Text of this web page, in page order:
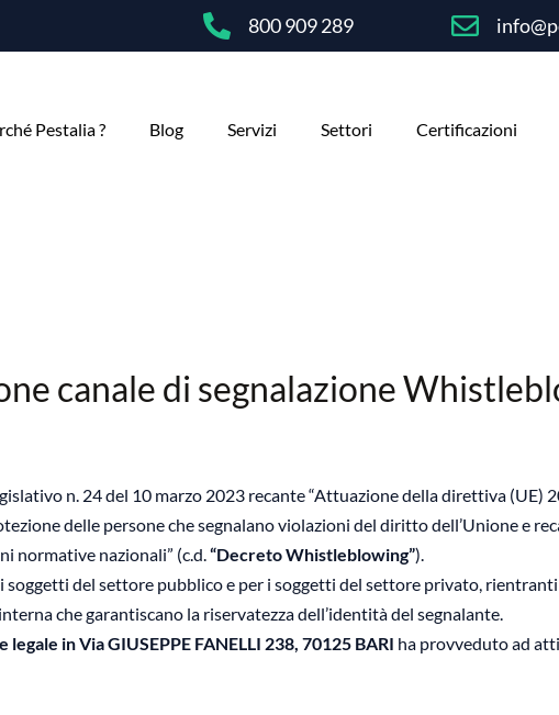
800 909 289
Pestalia ? Blog Servizi Settori Certificazioni
canale di segnalazione
n. 24 del 10 marzo 2023 recante “Attuazione della direttiva (UE)
delle persone che segnalano violazioni del diritto dell’Unione e
normative nazionali” (c.d.“Decreto Whistleblowing”).
del settore pubblico e per i soggetti del settore privato,
che garantiscano la riservatezza dell’identità del segnalante.
legale in Via GIUSEPPE FANELLI 238, 70125 BARI ha provveduto ad